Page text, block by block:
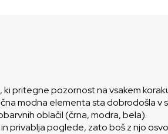
pritegne pozornost na vsakem
modna elementa sta dobrodošla
oblačil (črna, modra, bela).
privablja poglede, zato boš z njo